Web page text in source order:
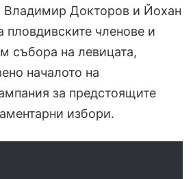
Владимир Докторов и Йохан
пловдивските членове и
събора на левицата,
началото на
за предстоящите
избори.